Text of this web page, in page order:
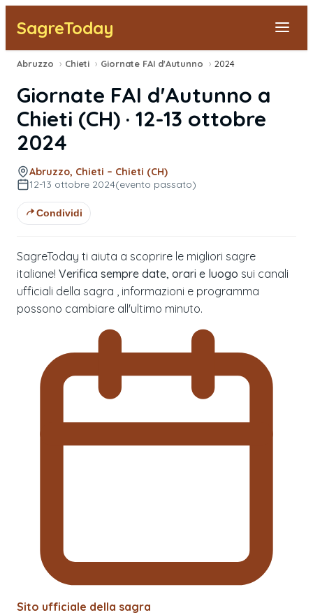
SagreToday
Segnala una sagra
Tutte le Sagre
Vicino a Me
Abruzzo › Chieti › Giornate FAI d'Autunno › 2024
Giornate FAI d'Autunno a
Chieti (CH) · 12-13 ottobre
2024
Abruzzo, Chieti – Chieti (CH)
12-13 ottobre 2024(evento passato)
Condividi
SagreToday ti aiuta a scoprire le migliori sagre
italiane! Verifica sempre date, orari e luogo sui canali
ufficiali della sagra , informazioni e programma
possono cambiare all'ultimo minuto.
Sito ufficiale della sagra